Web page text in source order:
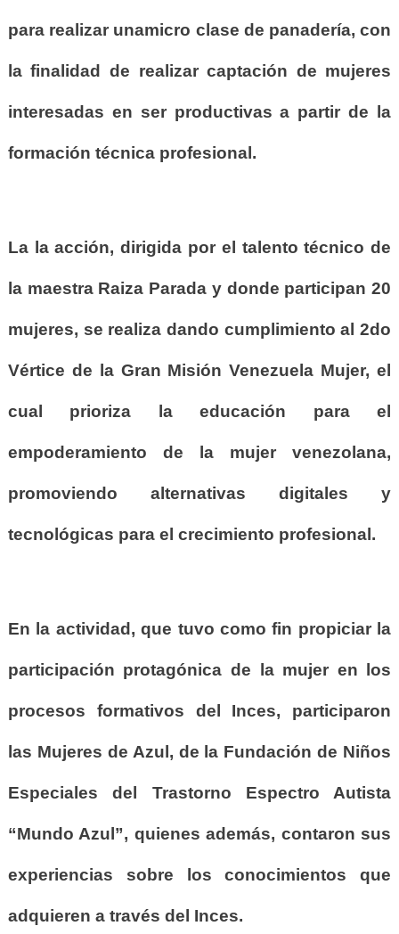
para realizar unamicro clase de panadería, con
la finalidad de realizar captación de mujeres
interesadas en ser productivas a partir de la
formación técnica profesional.
La la acción, dirigida por el talento técnico de
la maestra Raiza Parada y donde participan 20
mujeres, se realiza dando cumplimiento al 2do
Vértice de la Gran Misión Venezuela Mujer, el
cual prioriza la educación para el
empoderamiento de la mujer venezolana,
promoviendo alternativas digitales y
tecnológicas para el crecimiento profesional.
En la actividad, que tuvo como fin propiciar la
participación protagónica de la mujer en los
procesos formativos del Inces, participaron
las Mujeres de Azul, de la Fundación de Niños
Especiales del Trastorno Espectro Autista
“Mundo Azul”, quienes además, contaron sus
experiencias sobre los conocimientos que
adquieren a través del Inces.